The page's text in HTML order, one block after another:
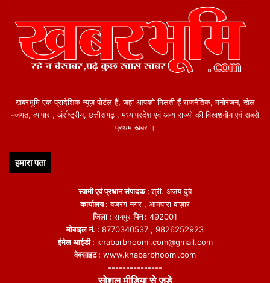
खबरभूमि एक प्रादेशिक न्यूज़ पोर्टल हैं, जहां आपको मिलती हैं राजनैतिक, मनोरंजन, खेल
-जगत, व्यापार , अंर्राष्ट्रीय, छत्तीसगढ़ , मध्याप्रदेश एवं अन्य राज्यो की विश्वशनीय एवं सबसे
प्रथम खबर ।
हमारा पता
स्वामी एवं प्रधान संपादक :श्री. अजय दुबे
कार्यालय : बजरंग नगर , आमपारा बाज़ार
जिला : रायपुरपिन : 492001
मोबाइल नं. : 8770340537 , 9826252923
ईमेल आईडी : khabarbhoomi.com@gmail.com
वेबसाइट : www.khabarbhoomi.com
---------------